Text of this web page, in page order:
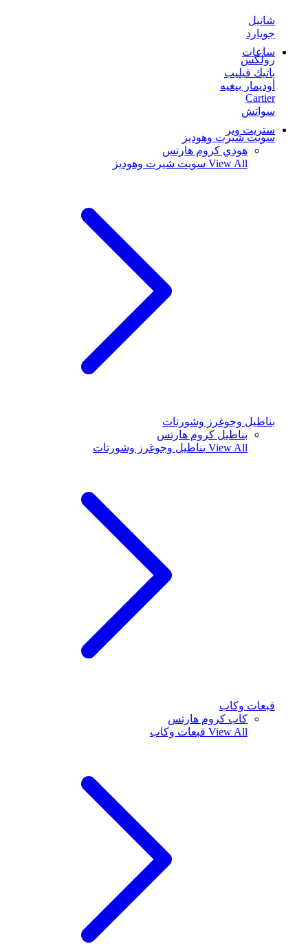
شانيل
جويارد
ساعات
رولكس
باتيك فيليب
أوديمار بيغيه
Cartier
سواتش
ستريت وير
سويت شيرت وهوديز
هودي كروم هارتس
View All سويت شيرت وهوديز
بناطيل وجوغرز وشورتات
بناطيل كروم هارتس
View All بناطيل وجوغرز وشورتات
قبعات وكاب
كاب كروم هارتس
View All قبعات وكاب